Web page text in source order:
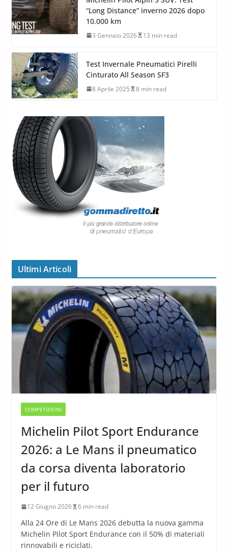
“Long Distance” inverno 2026 dopo
10.000 km
3 Gennaio 2026 13 min read
Test Invernale Pneumatici Pirelli
Cinturato All Season SF3
8 Aprile 2025 8 min read
Ultimi Articoli
COMPETIZIONI
Michelin Pilot Sport Endurance
2026: a Le Mans il pneumatico
da corsa diventa laboratorio
per il futuro
12 Giugno 2026 6 min read
Alla 24 Ore di Le Mans 2026 debutta la nuova gamma
Michelin Pilot Sport Endurance con il 50% di materiali
rinnovabili e riciclati.